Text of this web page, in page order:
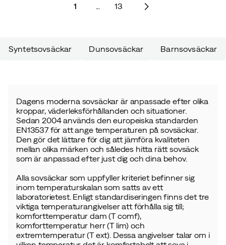
1 ... 13
Syntetsovsäckar Dunsovsäckar Barnsovsäckar
Dagens moderna sovsäckar är anpassade efter olika
kroppar, väderleksförhållanden och situationer.
Sedan 2004 används den europeiska standarden
EN13537 för att ange temperaturen på sovsäckar.
Den gör det lättare för dig att jämföra kvaliteten
mellan olika märken och således hitta rätt sovsäck
som är anpassad efter just dig och dina behov.
Alla sovsäckar som uppfyller kriteriet befinner sig
inom temperaturskalan som satts av ett
laboratorietest. Enligt standardiseringen finns det tre
viktiga temperaturangivelser att förhålla sig till;
komforttemperatur dam (T comf),
komforttemperatur herr (T lim) och
extremtemperatur (T ext). Dessa angivelser talar om i